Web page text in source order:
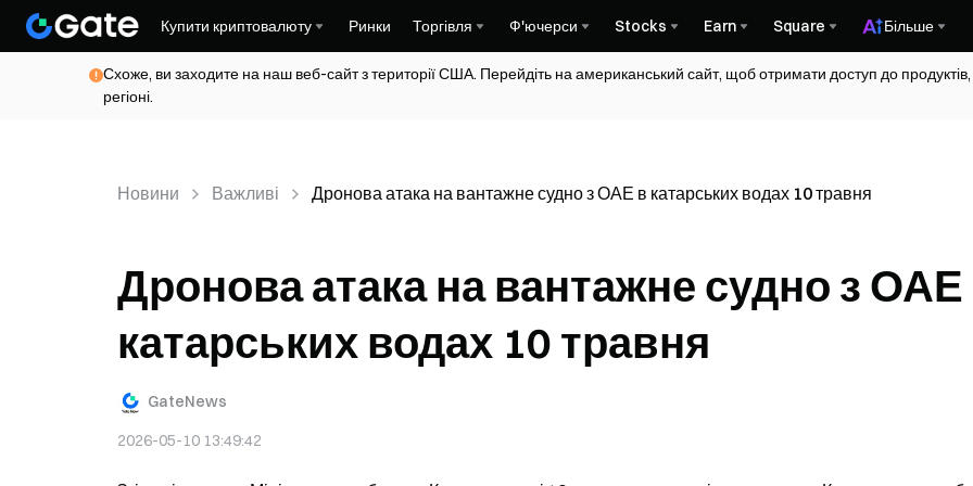
Купити криптовалюту Ринки Торгівля Ф'ючерси Stocks Earn Square Більше
Схоже, ви заходите на наш веб-сайт з території США. Перейдіть на американський сайт, щоб отримати доступ до
регіоні.
Новини Важливі Дронова атака на вантажне судно з ОАЕ в катарських водах 10 травня
Дронова атака на вантажне судно з ОАЕ
катарських водах 10 травня
GateNews
2026-05-10 13:49:42